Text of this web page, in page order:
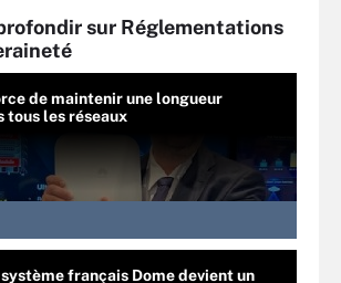
sur Réglementations
de maintenir une longueur
tous les réseaux
français Dome devient un